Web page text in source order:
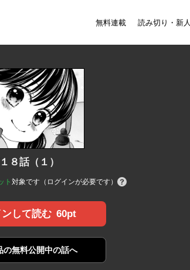
無料連載 読み切り・新人
８話（１）
ト 対象です（ログインが必要です）
ンして読む 60pt
の無料公開中の話へ